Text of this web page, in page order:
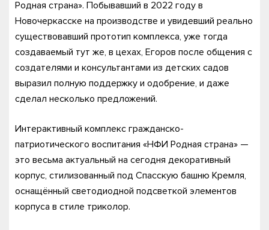
Родная страна». Побывавший в 2022 году в
Новочеркасске на производстве и увидевший реально
существовавший прототип комплекса, уже тогда
создаваемый тут же, в цехах, Егоров после общения с
создателями и консультантами из детских садов
выразил полную поддержку и одобрение, и даже
сделал несколько предложений.
Интерактивный комплекс гражданско-
патриотического воспитания «НФИ Родная страна» —
это весьма актуальный на сегодня декоративный
корпус, стилизованный под Спасскую башню Кремля,
оснащённый светодиодной подсветкой элементов
корпуса в стиле триколор.